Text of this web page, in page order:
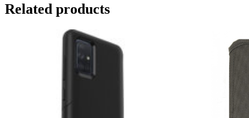
Related products